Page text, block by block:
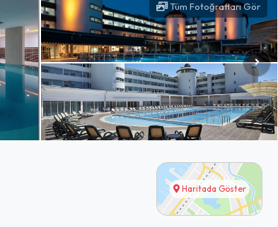
Tüm Fotoğrafları Gör
Haritada Göster